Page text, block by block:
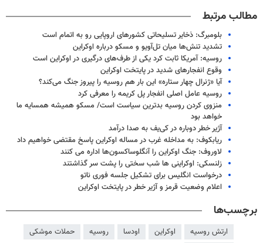
مطالب مرتبط
بلومبرگ: ذخایر تسلیحاتی کشورهای اروپایی رو به اتمام است
تشدید تنش‌ها میان تل‌آویو و مسکو درباره اوکراین
روسیه: آمریکا ثابت کرد یکی از طرف‌های درگیری در اوکراین است
وقوع انفجارهای شدید در پایتخت اوکراین
آیا «ژنرال چهار ستاره» این بار هم روسیه را پیروز جنگ می‌کند؟
روسیه عامل اصلی انفجار پل کریمه را معرفی کرد
منزوی کردن روسیه بدترین سیاست است/ مسکو همیشه همسایه ما
خواهد بود
آژیر خطر دوباره در کی‌یف به صدا درآمد
ریابکوف: به مداخله غرب در مساله اوکراین پاسخ مقتضی خواهیم داد
لاوروف: جنگ اوکراین را آنگلوساکسون‌ها اداره می کنند
زلنسکی: اوکراینی ها شب سختی را پشت سر گذاشتند
درخواست انگلیس برای تشکیل جلسه فوری ناتو
اعلام وضعیت قرمز و آژیر خطر در پایتخت اوکراین
برچسب‌ها
ارتش روسیه اوکراین اودسا روسیه
حملات موشکی